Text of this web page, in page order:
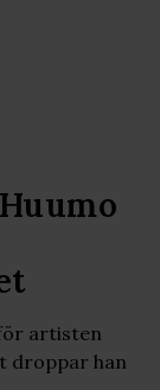
artisten
droppar han